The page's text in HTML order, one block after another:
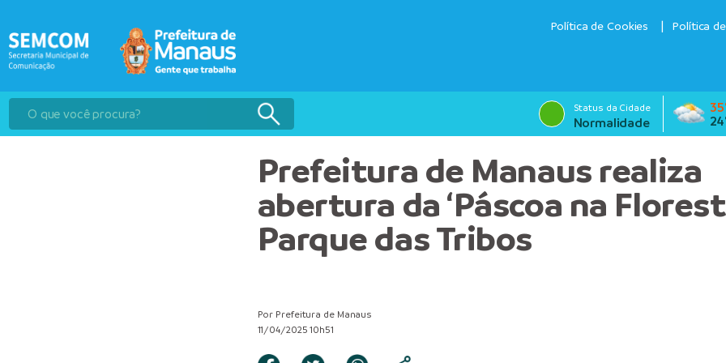
Política de Cookies Política
Status da Cidade
Normalidade
Prefeitura de Manaus realiza
abertura da ‘Páscoa na
Parque das Tribos
Por Prefeitura de Manaus
11/04/2025 10h51